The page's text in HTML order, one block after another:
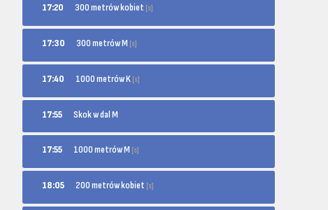
17:20 300 metrów kobiet [s]
17:30 300 metrów M [s]
17:40 1000 metrów K [s]
17:55 Skok w dal M
17:55 1000 metrów M [s]
18:05 200 metrów kobiet [s]